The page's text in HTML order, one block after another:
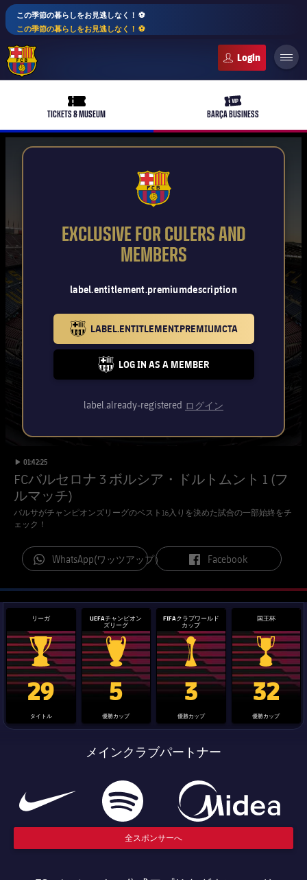
この季節の暮らしをお見逃しなく！ ⚽️
この季節の暮らしをお見逃しなく！ ⚽️
ticket-full
TICKETS & MUSEUM
ticket-vip
BARÇA BUSINESS
plusicon
label.aria.plus
バルサアカデミー
会長
レジェンド
plusicon
label.aria.plus
プレスパス
スケジュール
チケット
結果
バルサAtlètic
plusicon
label.aria.plus
スケジュール
PLUSICON
LABEL.ARIA.PLUS
トップチーム
label.aria.plus
スケジュール
チケット
順位表
PLUSICON
LABEL.ARIA.PLUS
トップチーム
スケジュール
チケット
順位表
PLUSICON
LABEL.ARIA.PLUS
トップチーム
plusicon
label.aria.plus
スケジュール
順位表
PLUSICON
LABEL.ARIA.PLUS
plusicon
label.aria.plus
スケジュール
チケット
結果
順位表
FCB Barcelona badge
EXCLUSIVE FOR CULERS AND
MEMBERS
label.entitlement.premiumdescription
LABEL.ENTITLEMENT.PREMIUMCTA
LOG IN AS A MEMBER
label.already-registered ログイン
label.duration
Play video
01:42:25
FCバルセロナ 3 ボルシア・ドルトムント 1 (フ
ルマッチ)
バルサがチャンピオンズリーグのベスト16入りを決めた試合の一部始終をチ
ェック！
label.aria.whatsapp
WhatsApp(ワッツアップ） label.aria.facebook
Facebook
リーガ
La Liga trophy
29
タイトル
UEFAチャンピオン
ズリーグ
Champions League trophy
5
優勝カップ
FIFAクラブワールド
カップ
label.aria.clubworldcup
3
優勝カップ
国王杯
国王杯
32
優勝カップ
メインクラブパートナー
全スポンサーへ